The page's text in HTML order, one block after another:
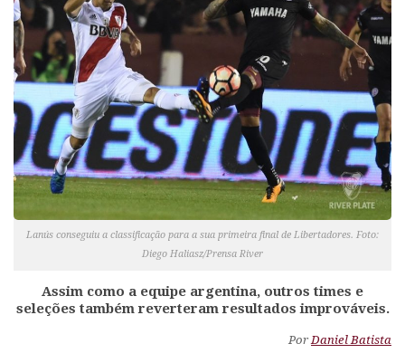
Lanús conseguiu a classificação para a sua primeira final de Libertadores. Foto:
Diego Haliasz/Prensa River
Assim como a equipe argentina, outros times e
seleções também reverteram resultados improváveis.
PorDaniel Batista